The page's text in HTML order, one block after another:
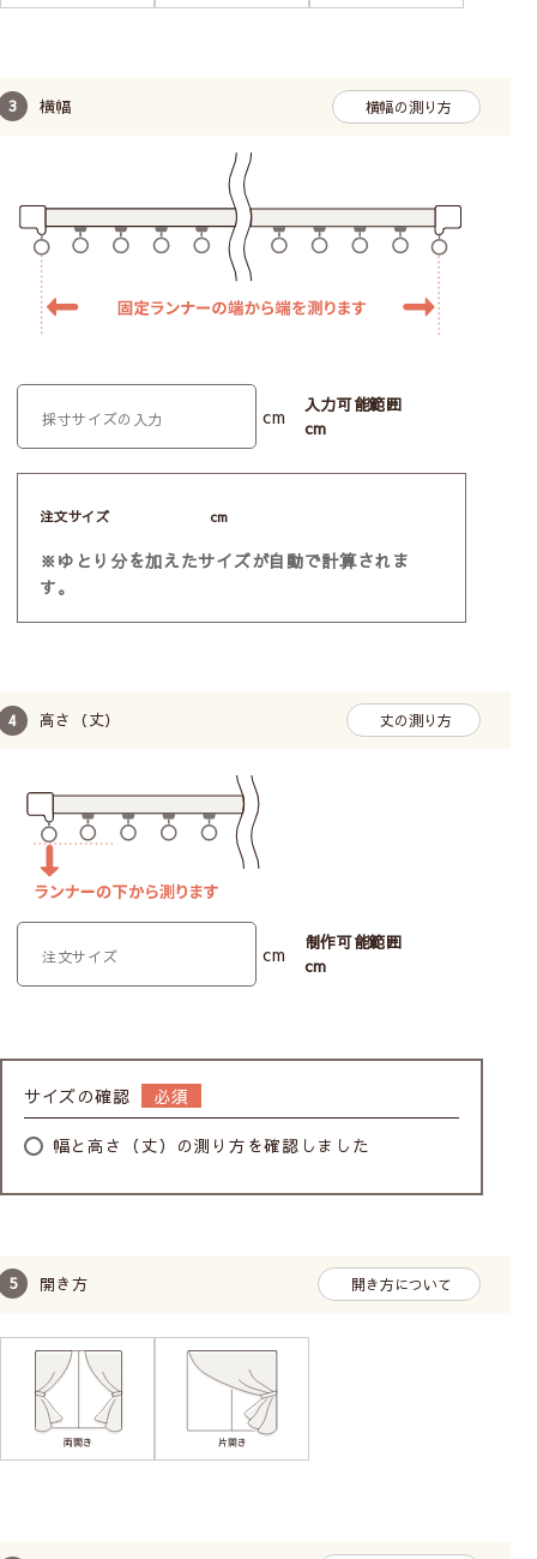
横幅 横幅の測り方
cm
入力可能範囲
cm
注文サイズ cm
※ゆとり分を加えたサイズが自動で計算されま
す。
高さ（丈） 丈の測り方
cm
制作可能範囲
cm
サイズの確認
幅と高さ（丈）の測り方を確認しました
開き方 開き方について